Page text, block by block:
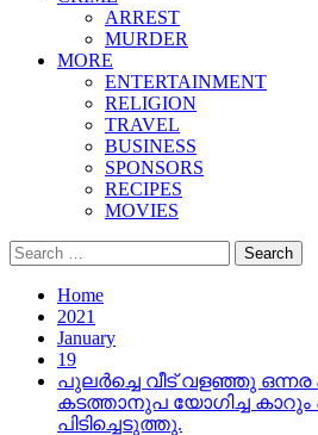
ARREST
MURDER
MORE
ENTERTAINMENT
RELIGION
TRAVEL
BUSINESS
SPONSORS
RECIPES
MOVIES
Search
for:
Home
2021
January
19
പുലർച്ചെ വീട് വളഞ്ഞു
കടത്താനുപ യോഗിച്ച
പിടിച്ചെടുത്തു.